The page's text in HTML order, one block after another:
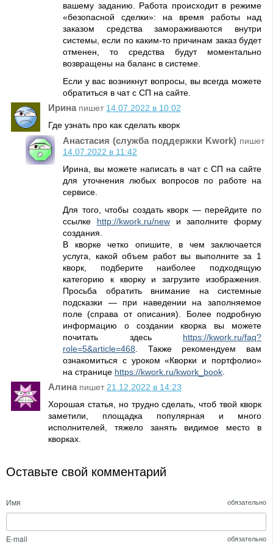
вашему заданию. Работа происходит в режиме
«безопасной сделки»: на время работы над
заказом средства замораживаются внутри
системы, если по каким-то причинам заказ будет
отменен, то средства будут моментально
возвращены на баланс в системе.
Если у вас возникнут вопросы, вы всегда можете
обратиться в чат с СП на сайте.
Иринапишет 14.07.2022 в 10:02
Где узнать про как сделать кворк
Анастасия (служба поддержки Kwork) пишет
14.07.2022 в 11:42
Ирина, вы можете написать в чат с СП на сайте
для уточнения любых вопросов по работе на
сервисе.
Для того, чтобы создать кворк — перейдите по
ссылке http://kwork.ru/newи заполните форму
создания.
В кворке четко опишите, в чем заключается
услуга, какой объем работ вы выполните за 1
кворк, подберите наиболее подходящую
категорию к кворку и загрузите изображения.
Просьба обратить внимание на системные
подсказки — при наведении на заполняемое
поле (справа от описания). Более подробную
информацию о создании кворка вы можете
почитать здесь https://kwork.ru/faq?
role=5&article=468. Также рекомендуем вам
ознакомиться с уроком «Кворки и портфолио»
на странице https://kwork.ru/kwork_book.
Алинапишет 21.12.2022 в 14:23
Хорошая статья, но трудно сделать, чтоб твой кворк
заметили, площадка популярная и много
исполнителей, тяжело занять видимое место в
кворках.
Оставьте свой комментарий
Имя обязательно
E-mail обязательно